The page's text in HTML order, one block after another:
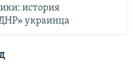
история
украинца